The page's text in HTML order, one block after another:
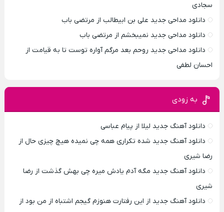
سجادی
دانلود مداحی جدید علی بن ابیطالب از مرتضی باب
دانلود مداحی جدید نمیبخشم از مرتضی باب
دانلود مداحی جدید روحم بعد مرگم آواره توست تا به قیامت از
احسان لطفی
به زودی
دانلود آهنگ جدید لیلا از پیام عباسی
دانلود آهنگ جدید شده تکراری همه چی نمیده هیچ چیزی حال از
رضا شیری
دانلود آهنگ جدید مگه آدم یادش میره چی بهش گذشت از رضا
شیری
دانلود آهنگ جدید از این رفتارت هنوزم گیجم اشتباه از من بود از